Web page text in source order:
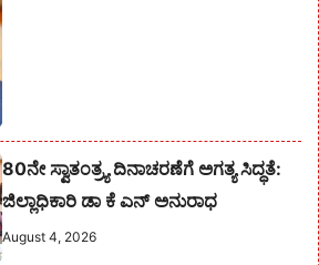
80ನೇ ಸ್ವಾತಂತ್ರ್ಯ ದಿನಾಚರಣೆಗೆ ಅಗತ್ಯ ಸಿದ್ಧತೆ:
ಜಿಲ್ಲಾಧಿಕಾರಿ ಡಾ ಕೆ ಎನ್ ಅನುರಾಧ
August 4, 2026